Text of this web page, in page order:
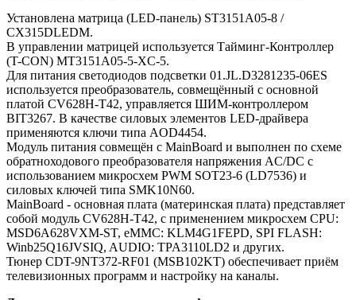
Установлена матрица (LED-панель) ST3151A05-8 /
CX315DLEDM.
В управлении матрицей используется Тайминг-Контроллер
(T-CON) MT3151A05-5-XC-5.
Для питания светодиодов подсветки 01.JL.D3281235-06ES
используется преобразователь, совмещённый с основной
платой CV628H-T42, управляется ШИМ-контроллером
BIT3267. В качестве силовых элементов LED-драйвера
применяются ключи типа AOD4454.
Модуль питания совмещён с MainBoard и выполнен по схеме
обратноходового преобразователя напряжения AC/DC c
использованием микросхем PWM SOT23-6 (LD7536) и
силовых ключей типа SMK10N60.
MainBoard - основная плата (материнская плата) представляет
собой модуль CV628H-T42, с применением микросхем CPU:
MSD6A628VXM-ST, eMMC: KLM4G1FEPD, SPI FLASH:
Winb25Q16JVSIQ, AUDIO: TPA3110LD2 и других.
Тюнер CDT-9NT372-RF01 (MSB102KT) обеспечивает приём
телевизионных программ и настройку на каналы.